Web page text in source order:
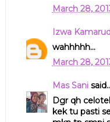
March 28,
Izwa
wahhhhh...
March 28,
Mas Sani
Dgr qh
kek tu pasti